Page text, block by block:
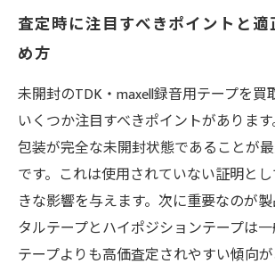
査定時に注目すべきポイントと
め方
未開封のTDK・maxell録音用テープを買
いくつか注目すべきポイントがあります
包装が完全な未開封状態であることが
です。これは使用されていない証明と
きな影響を与えます。次に重要なのが
タルテープとハイポジションテープは
テープよりも高価査定されやすい傾向